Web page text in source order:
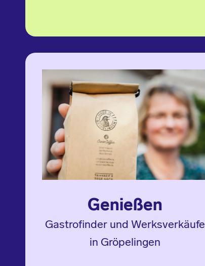
Genießen
Gastrofinder und Werksverkäufe
in Gröpelingen